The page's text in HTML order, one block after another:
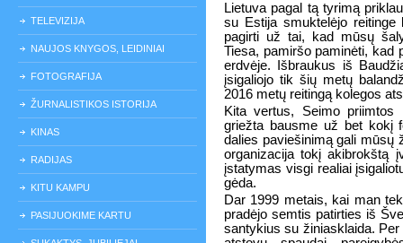
TELEVIZIJA
NAUJOS KNYGOS, LEIDINIAI
FOTOGRAFIJA
ŽURNALISTIKOS ISTORIJA
KINAS
RADIJAS
KITU KAMPU
PASIJUOKIME KARTU
Lietuva pagal tą tyrimą
su Estija smuktelėjo reitinge
pagirti už tai, kad mūsų
Tiesa, pamiršo paminėti, kad
erdvėje. Išbraukus iš
įsigaliojo tik šių metų
2016 metų reitingą kolegos
Kita vertus, Seimo priimtos
griežta bausme už bet kokį
dalies paviešinimą gali mūsų
organizacija tokį akibrokštą
įstatymas visgi realiai
gėda.
Dar 1999 metais, kai man
pradėjo semtis patirties iš
santykius su žiniasklaida.